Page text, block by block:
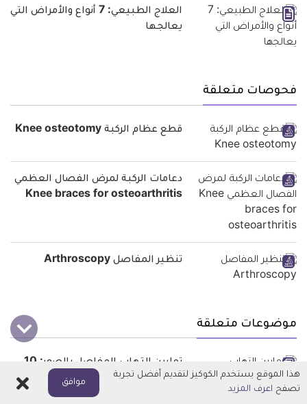
العلاج الطبيعي: 7 أنواع والأمراض التي
يعالجها
فحوصات متعلقة
قطع عظام الركبة Knee osteotomy
دعامات الركبة لمرض الفصال العظمي
Knee braces for osteoarthritis
تنظير المفاصل Arthroscopy
موضوعات متعلقة
تمارين التهاب المفاصل بالصور: 10
تمارين يمكن تجربتهم
هذا الموقع يستخدم الكوكيز لتقديم أفضل تجربة
تصفح اعرف المزيد
موافق اغلاق